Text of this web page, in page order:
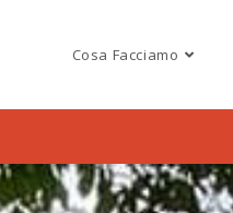
Cosa Facciamo